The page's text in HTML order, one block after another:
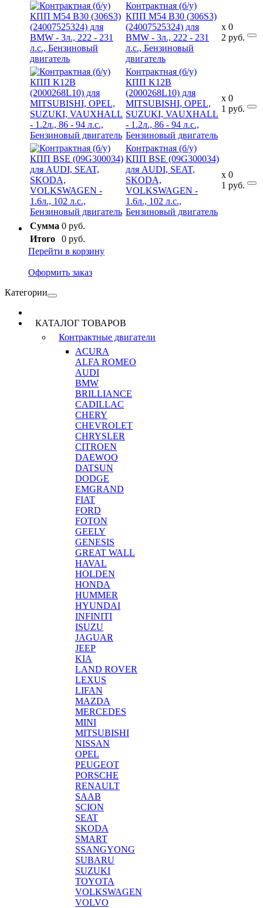
Контрактная (б/у)
КПП M54 B30 (306S3)
(24007525324) для
BMW - 3л., 222 - 231
л.с., Бензиновый
двигатель
x
2
0
руб.
Контрактная (б/у)
КПП K12B
(2000268L10) для
MITSUBISHI, OPEL,
SUZUKI, VAUXHALL
- 1.2л., 86 - 94 л.с.,
Бензиновый двигатель
x
1
0
руб.
Контрактная (б/у)
КПП BSE (09G300034)
для AUDI, SEAT,
SKODA,
VOLKSWAGEN -
1.6л., 102 л.с.,
Бензиновый двигатель
x
1
0
руб.
Сумма 0 руб.
Итого
0 руб.
Перейти в корзину
Оформить заказ
Категории
КАТАЛОГ ТОВАРОВ
Контрактные двигатели
ACURA
ALFA ROMEO
AUDI
BMW
BRILLIANCE
CADILLAC
CHERY
CHEVROLET
CHRYSLER
CITROEN
DAEWOO
DATSUN
DODGE
EMGRAND
FIAT
FORD
FOTON
GEELY
GENESIS
GREAT WALL
HAVAL
HOLDEN
HONDA
HUMMER
HYUNDAI
INFINITI
ISUZU
JAGUAR
JEEP
KIA
LAND ROVER
LEXUS
LIFAN
MAZDA
MERCEDES
MINI
MITSUBISHI
NISSAN
OPEL
PEUGEOT
PORSCHE
RENAULT
SAAB
SCION
SEAT
SKODA
SMART
SSANGYONG
SUBARU
SUZUKI
TOYOTA
VOLKSWAGEN
VOLVO